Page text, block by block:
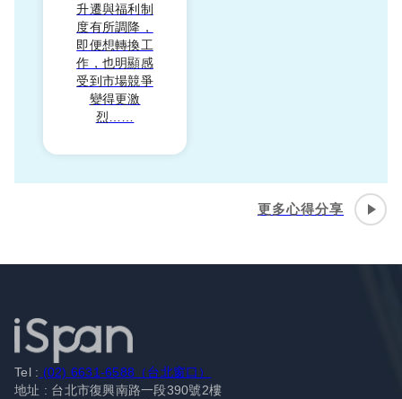
升遷與福利制
度有所調降，
即便想轉換工
作，也明顯感
受到市場競爭
變得更激
烈……
更多心得分享
Tel : (02) 6631-6588（台北窗口）
地址 : 台北市復興南路一段390號2樓